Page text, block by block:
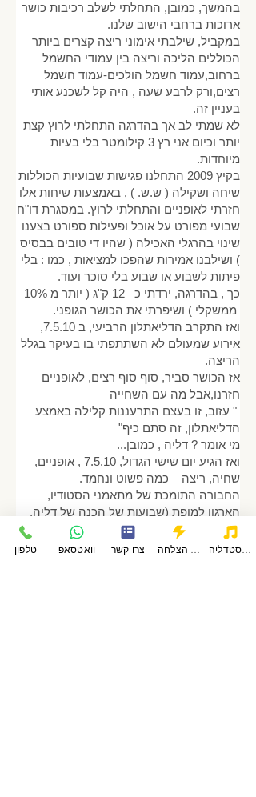
בהמשך, כמובן, התחלתי לשלב רכיבות כושר
ארוכות ברחבי הישוב שלנו.
במקביל, שילבתי אימוני ריצה קצרים ביותר
הכוללים הליכה וריצה בין עמודי החשמל
ברחוב,עמוד חשמל הולכים-עמוד חשמל
רצים,ורק לרבע שעה , היה קל לשכנע אותי
בעניין זה.
לא שמתי לב אך בהדרגה התחלתי לרוץ קצת
יותר וכיום אני רץ 3 קילומטר בלי בעיות
מיוחדות.
בקיץ 2009 התחלנו פגישות שבועיות הכוללות
שיחה ושקילה ( ש.ש. ) , באמצעות שיחות אלו
חזרתי לאופניים והתחלתי לרוץ. במסגרת דו"ח
שבועי מפורט על אוכל ופעילות ספורט בצענו
שינוי בהרגלי האכילה ( שהיו די טובים בבסיס
) ושילבנו אמירות שהפכו למציאות , כמו : בלי
פיתות לשבוע או שבוע בלי סוכר ועוד.
כך , בהדרגה, ירדתי כ– 12 ק"ג ( יותר מ 10%
ממשקלי ) ושיפרתי את הכושר הגופני.
ואז התקרב הדליאתלון הרביעי, ב 7.5.10,
אירוע שמעולם לא השתתפתי בו בעיקר בגלל
הריצה.
אז הכושר סביר, סוף סוף רצים, לאופניים
חזרנו,אבל מה עם השחייה
" עזוב, זו בעצם התרעננות קלילה באמצע
הדליאתלון, זה סתם כיף"
מי אומר ? דליה , כמובן...
ואז הגיע יום שישי הגדול, 7.5.10 , אופניים,
שחיה, ריצה – כמה פשוט ונחמד.
החבורה התומכת של מתאמני הסטודיו,
הארגון למופת (שבועות של הכנה של דליה,
פני והצוות ) ואפילו ראש עיר תומך ורציני
שמגיע ומשתתף.
טלפון וואטסאפ צרו קשר